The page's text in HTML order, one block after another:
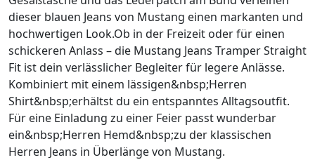
dieser blauen Jeans von Mustang einen markanten und
hochwertigen Look.Ob in der Freizeit oder für einen
schickeren Anlass – die Mustang Jeans Tramper Straight
Fit ist dein verlässlicher Begleiter für legere Anlässe.
Kombiniert mit einem lässigen&nbsp;Herren
Shirt&nbsp;erhältst du ein entspanntes Alltagsoutfit.
Für eine Einladung zu einer Feier passt wunderbar
ein&nbsp;Herren Hemd&nbsp;zu der klassischen
Herren Jeans in Überlänge von Mustang.